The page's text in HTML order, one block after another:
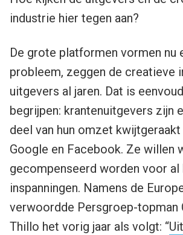
industrie hier tegen aan?
De grote platformen vormen nu
probleem, zeggen de creatieve
uitgevers al jaren. Dat is
begrijpen: krantenuitgevers zijn
deel van hun omzet kwijtgeraakt
Google en Facebook. Ze willen
gecompenseerd worden voor al
inspanningen. Namens de
verwoordde Persgroep-topman
Thillo het vorig jaar als volgt: “